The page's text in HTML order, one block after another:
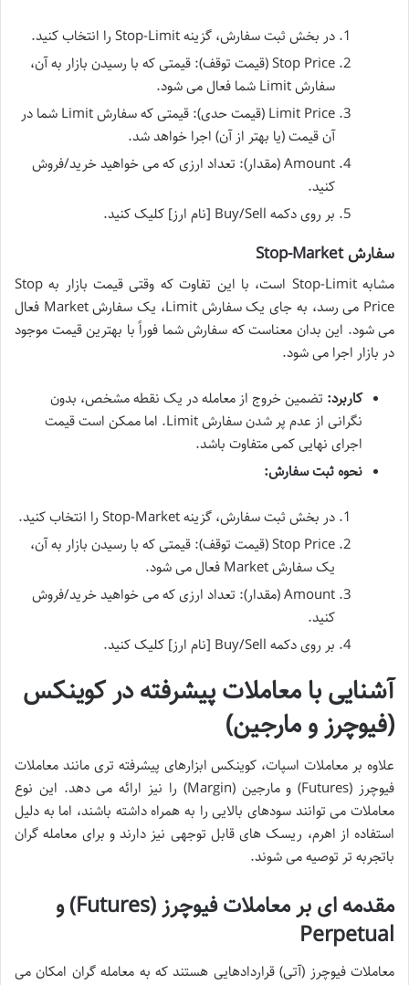
در بخش ثبت سفارش، گزینه Stop-Limit را انتخاب کنید.
Stop Price (قیمت توقف): قیمتی که با رسیدن بازار به آن،
سفارش Limit شما فعال می شود.
Limit Price (قیمت حدی): قیمتی که سفارش Limit شما در
آن قیمت (یا بهتر از آن) اجرا خواهد شد.
Amount (مقدار): تعداد ارزی که می خواهید خرید/فروش
کنید.
بر روی دکمه Buy/Sell [نام ارز] کلیک کنید.
سفارش Stop-Market
مشابه Stop-Limit است، با این تفاوت که وقتی قیمت بازار به Stop
Price می رسد، به جای یک سفارش Limit، یک سفارش Market فعال
می شود. این بدان معناست که سفارش شما فوراً با بهترین قیمت موجود
در بازار اجرا می شود.
کاربرد: تضمین خروج از معامله در یک نقطه مشخص، بدون
نگرانی از عدم پر شدن سفارش Limit. اما ممکن است قیمت
اجرای نهایی کمی متفاوت باشد.
نحوه ثبت سفارش:
در بخش ثبت سفارش، گزینه Stop-Market را انتخاب کنید.
Stop Price (قیمت توقف): قیمتی که با رسیدن بازار به آن،
یک سفارش Market فعال می شود.
Amount (مقدار): تعداد ارزی که می خواهید خرید/فروش
کنید.
بر روی دکمه Buy/Sell [نام ارز] کلیک کنید.
آشنایی با معاملات پیشرفته در کوینکس
(فیوچرز و مارجین)
علاوه بر معاملات اسپات، کوینکس ابزارهای پیشرفته تری مانند معاملات
فیوچرز (Futures) و مارجین (Margin) را نیز ارائه می دهد. این نوع
معاملات می توانند سودهای بالایی را به همراه داشته باشند، اما به دلیل
استفاده از اهرم، ریسک های قابل توجهی نیز دارند و برای معامله گران
باتجربه تر توصیه می شوند.
مقدمه ای بر معاملات فیوچرز (Futures) و
Perpetual
معاملات فیوچرز (آتی) قراردادهایی هستند که به معامله گران امکان می